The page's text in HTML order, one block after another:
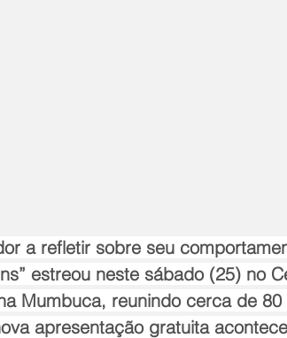
a refletir sobre seu
estreou neste sábado (25) no
Mumbuca, reunindo cerca de 80
apresentação gratuita